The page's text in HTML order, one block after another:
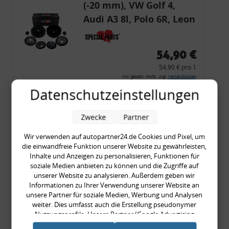
(-20 mm), VW Golf 4,
Audi A3 8l, Polo 6R, Leon
54,90 €
54,90 € pro 1
inkl. gesetzl. MwSt., zzgl. Versandkosten
Merkzettel
Zum Artikel
Rückleuchtenband mit
Blinker, rot, US-Ecken,
Audi 80 Cabrio, Typ 89,
OE-Nr.: 8G0945225 +
8G0945225C
999,99 €
Datenschutzeinstellungen
Wir verwenden auf autopartner24.de Cookies und Pixel, um
die einwandfreie Funktion unserer Website zu gewährleisten,
Inhalte und Anzeigen zu personalisieren, Funktionen für
soziale Medien anbieten zu können und die Zugriffe auf
unserer Website zu analysieren. Außerdem geben wir
Informationen zu Ihrer Verwendung unserer Website an
unsere Partner für soziale Medien, Werbung und Analysen
weiter. Dies umfasst auch die Erstellung pseudonymer
Nutzungsprofile. Unsere Partner (Google Advertising
Products) führen diese Informationen möglicherweise mit
Zwecke Partner